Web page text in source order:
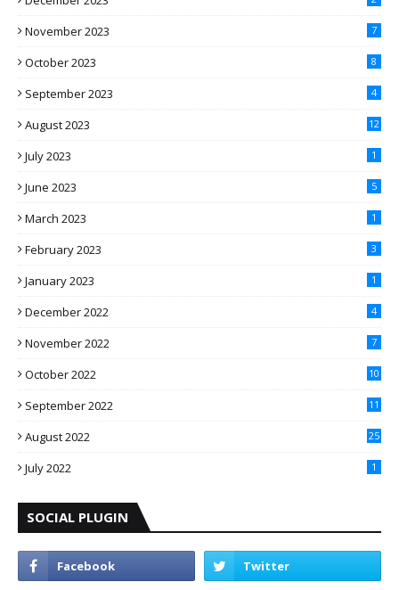
November 2023 7
October 2023 8
September 2023 4
August 2023 12
July 2023 1
June 2023 5
March 2023 1
February 2023 3
January 2023 1
December 2022 4
November 2022 7
October 2022 10
September 2022 11
August 2022 25
July 2022 1
SOCIAL PLUGIN